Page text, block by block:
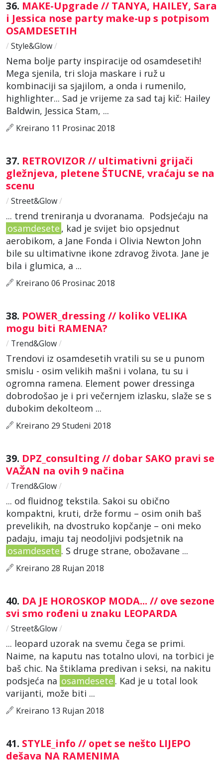
36. MAKE-Upgrade // TANYA, HAILEY, Sara
i Jessica nose party make-up s potpisom
OSAMDESETIH
/ Style&Glow/
Nema bolje party inspiracije od osamdesetih!
Mega sjenila, tri sloja maskare i ruž u
kombinaciji sa sjajilom, a onda i rumenilo,
highlighter... Sad je vrijeme za sad taj kič: Hailey
Baldwin, Jessica Stam, ...
Kreirano 11 Prosinac 2018
37. RETROVIZOR // ultimativni grijači
gležnjeva, pletene ŠTUCNE, vraćaju se na
scenu
/ Street&Glow/
... trend treniranja u dvoranama. Podsjećaju na
osamdesete , kad je svijet bio opsjednut
aerobikom, a Jane Fonda i Olivia Newton John
bile su ultimativne ikone zdravog života. Jane je
bila i glumica, a ...
Kreirano 06 Prosinac 2018
38. POWER_dressing // koliko VELIKA
mogu biti RAMENA?
/ Trend&Glow/
Trendovi iz osamdesetih vratili su se u punom
smislu - osim velikih mašni i volana, tu su i
ogromna ramena. Element power dressinga
dobrodošao je i pri večernjem izlasku, slaže se s
dubokim dekolteom ...
Kreirano 29 Studeni 2018
39. DPZ_consulting // dobar SAKO pravi se
VAŽAN na ovih 9 načina
/ Trend&Glow/
... od fluidnog tekstila. Sakoi su obično
kompaktni, kruti, drže formu – osim onih baš
prevelikih, na dvostruko kopčanje – oni meko
padaju, imaju taj neodoljivi podsjetnik na
osamdesete . S druge strane, obožavane ...
Kreirano 28 Rujan 2018
40. DA JE HOROSKOP MODA... // ove sezone
svi smo rođeni u znaku LEOPARDA
/ Street&Glow/
... leopard uzorak na svemu čega se primi.
Naime, na kaputu nas totalno ulovi, na torbici je
baš chic. Na štiklama predivan i seksi, na nakitu
podsjeća na osamdesete . Kad je u total look
varijanti, može biti ...
Kreirano 13 Rujan 2018
41. STYLE_info // opet se nešto LIJEPO
dešava NA RAMENIMA